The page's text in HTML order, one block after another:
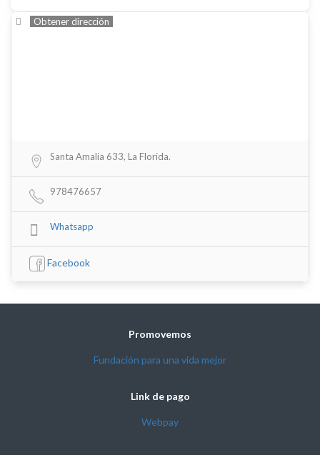
Obtener dirección
Santa Amalia 633, La Florida.
978476657
Whatsapp
Facebook
Promovemos
Fundación para una vida mejor
Link de pago
Webpay